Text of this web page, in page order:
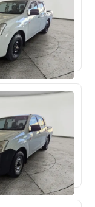
مستعملة 79,316 كم
مستعملة 68,660 كم